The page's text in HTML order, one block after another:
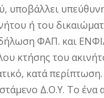
υποβάλλει
ή του
ΦΑΠ. και
κτήσης του
κατά
Δ.Ο.Υ. Το ένα